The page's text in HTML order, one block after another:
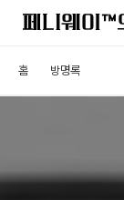
홈 방명록